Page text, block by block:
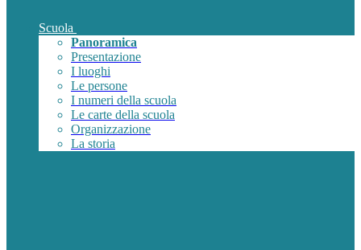
Scuola
Panoramica
Presentazione
I luoghi
Le persone
I numeri della scuola
Le carte della scuola
Organizzazione
La storia